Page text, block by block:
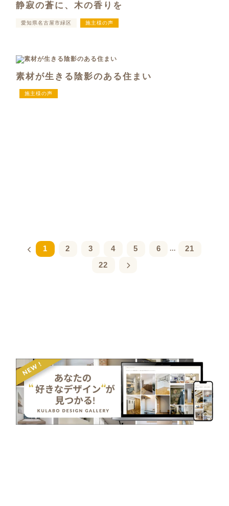
静寂の蒼に、木の香りを
愛知県名古屋市緑区 施主様の声
素材が生きる陰影のある住まい
施主様の声
1 2 3 4 5 6 ...
21
22